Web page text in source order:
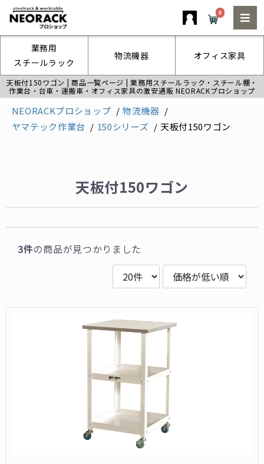
天板付150ワゴン | 商品一覧ページ | 業務用スチールラック・スチール棚・
作業台・台車・運搬車・オフィス家具の激安通販 NEORACKプロショップ
業務用
スチールラック
物流機器 オフィス家具
0
NEORACKプロショップ
物流機器
ヤマテック作業台
150シリーズ 天板付150ワゴン
天板付150ワゴン
3件の商品が見つかりました